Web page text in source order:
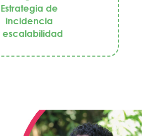
Estrategia de
incidencia
escalabilidad
y Aprendo